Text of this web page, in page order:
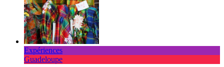
Expériences
Guadeloupe